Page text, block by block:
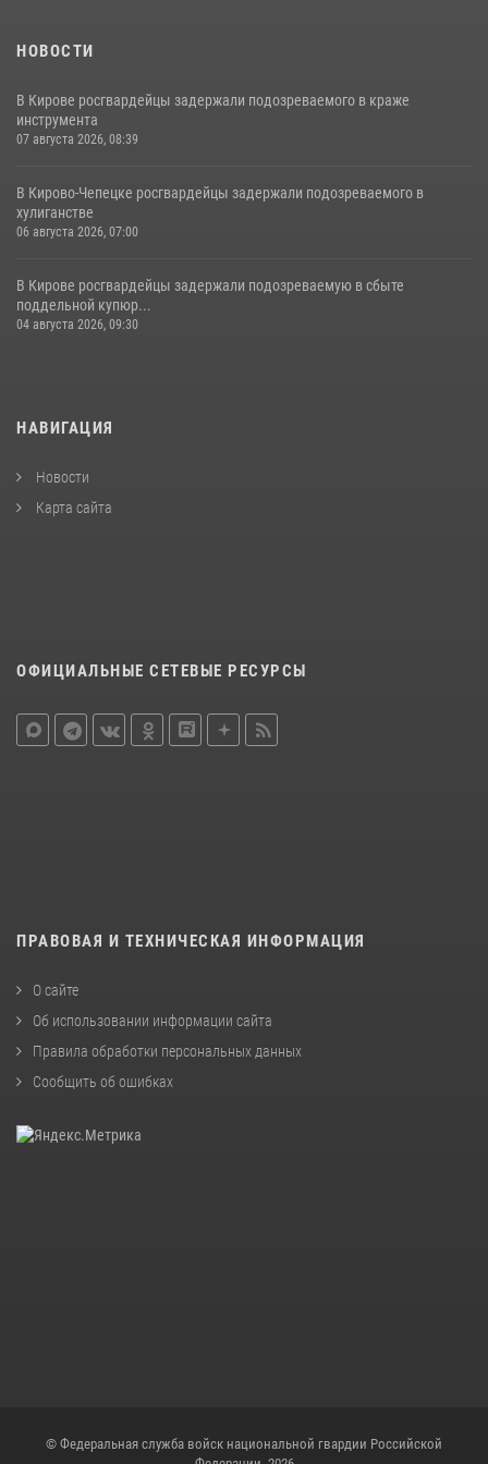
НОВОСТИ
В Кирове росгвардейцы задержали подозреваемого в краже
инструмента
07 августа 2026, 08:39
В Кирово-Чепецке росгвардейцы задержали подозреваемого в
хулиганстве
06 августа 2026, 07:00
В Кирове росгвардейцы задержали подозреваемую в сбыте
поддельной купюр...
04 августа 2026, 09:30
НАВИГАЦИЯ
Новости
Карта сайта
ОФИЦИАЛЬНЫЕ СЕТЕВЫЕ РЕСУРСЫ
ПРАВОВАЯ И ТЕХНИЧЕСКАЯ ИНФОРМАЦИЯ
О сайте
Об использовании информации сайта
Правила обработки персональных данных
Сообщить об ошибках
© Федеральная служба войск национальной гвардии Российской